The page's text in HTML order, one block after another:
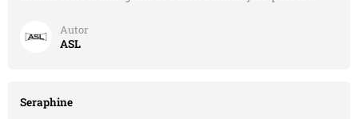
Autor
ASL
Seraphine